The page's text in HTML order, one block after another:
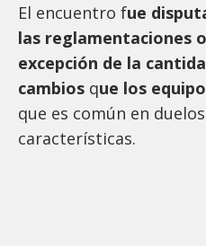
El encuentro fue
las reglamentaciones
excepción de la
cambios que los
que es común en
características.